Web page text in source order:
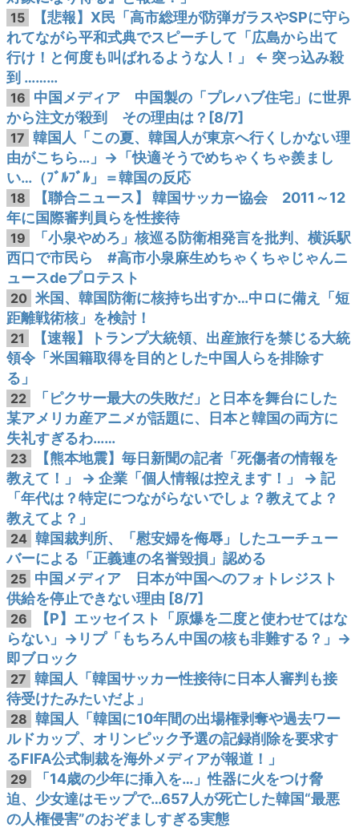
15
【悲報】X民「高市総理が防弾ガラスやSPに守ら
れてながら平和式典でスピーチして「広島から出て
行け！と何度も叫ばれるような人！」 ← 突っ込み殺
到 ………
16 中国メディア 中国製の「プレハブ住宅」に世界
から注文が殺到 その理由は？[8/7]
17 韓国人「この夏、韓国人が東京へ行くしかない理
由がこちら…」→「快適そうでめちゃくちゃ羨まし
い…（ﾌﾞﾙﾌﾞﾙ」＝韓国の反応
18
【聯合ニュース】 韓国サッカー協会 2011～12
年に国際審判員らを性接待
19
「小泉やめろ」核巡る防衛相発言を批判、横浜駅
西口で市民ら #高市小泉麻生めちゃくちゃじゃんニ
ュースdeプロテスト
20 米国、韓国防衛に核持ち出すか…中ロに備え「短
距離戦術核」を検討！
21
【速報】トランプ大統領、出産旅行を禁じる大統
領令「米国籍取得を目的とした中国人らを排除す
る」
22
「ピクサー最大の失敗だ」と日本を舞台にした
某アメリカ産アニメが話題に、日本と韓国の両方に
失礼すぎるわ……
23
【熊本地震】毎日新聞の記者「死傷者の情報を
教えて！」 → 企業「個人情報は控えます！」 → 記
「年代は？特定につながらないでしょ？教えてよ？
教えてよ？」
24 韓国裁判所、「慰安婦を侮辱」したユーチュー
バーによる「正義連の名誉毀損」認める
25 中国メディア 日本が中国へのフォトレジスト
供給を停止できない理由 [8/7]
26
【P】エッセイスト「原爆を二度と使わせてはな
らない」→リプ「もちろん中国の核も非難する？」→
即ブロック
27 韓国人「韓国サッカー性接待に日本人審判も接
待受けたみたいだよ」
28 韓国人「韓国に10年間の出場権剥奪や過去ワー
ルドカップ、オリンピック予選の記録削除を要求す
るFIFA公式制裁を海外メディアが報道！」
29
「14歳の少年に挿入を…」性器に火をつけ脅
迫、少女達はモップで…657人が死亡した韓国“最悪
の人権侵害”のおぞましすぎる実態